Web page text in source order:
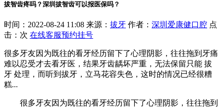
拔智齿疼吗？深圳拔智齿可以报医保吗？
时间：2022-08-24 11:08 来源： 拔牙 作者： 深圳爱康健口腔 点
击： 次 在线客服预约挂号
很多牙友因为既往的看牙经历留下了心理阴影，往往拖到牙痛
难以忍受才去看牙医，结果牙齿龋坏严重，无法保留只能 拔
牙 处理，而听到拔牙，立马花容失色，这时的情况已经很糟
糕...
很多牙友因为既往的看牙经历留下了心理阴影，往往拖到